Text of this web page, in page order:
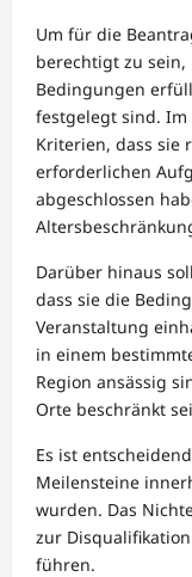
Um für die
berechtigt zu
Bedingungen
festgelegt sind. Im
Kriterien, dass sie
erforderlichen
abgeschlossen
Darüber hinaus
dass sie die
Veranstaltung
in einem
Region ansässig
Orte beschränkt
Es ist
Meilensteine
wurden. Das
zur
führen.